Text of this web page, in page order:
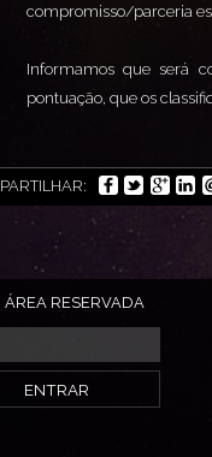
compromisso/parceria
Informamos que será
pontuação, que os
PARTILHAR:
ÁREA RESERVADA